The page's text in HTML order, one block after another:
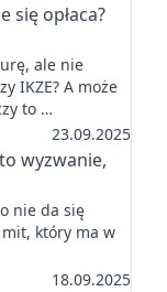
się opłaca?
ale nie
IKZE? A może
to …
23.09.2025
wyzwanie,
nie da się
mit, który ma w
18.09.2025